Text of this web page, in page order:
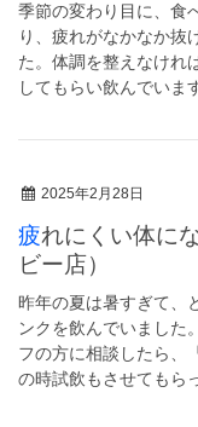
季節の変わり目に、食
り、疲れがなかなか抜
た。体調を整えなけれ
してもらい飲んでい
2025年2月28日
疲れにくい体になりました。 （中央薬品ウィル
ビー店）
昨年の夏は暑すぎて、
ンクを飲んでいました
フの方に相談したら、
の時試飲もさせてもら